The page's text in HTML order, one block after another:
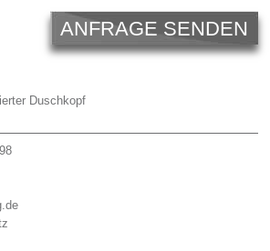
ANFRAGE SENDEN
Duschkopf